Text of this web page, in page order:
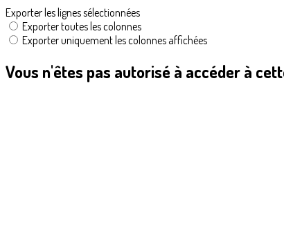
Exporter les lignes sélectionnées
Exporter toutes les colonnes
Exporter uniquement les colonnes affichées
Vous n'êtes pas autorisé à accéder à